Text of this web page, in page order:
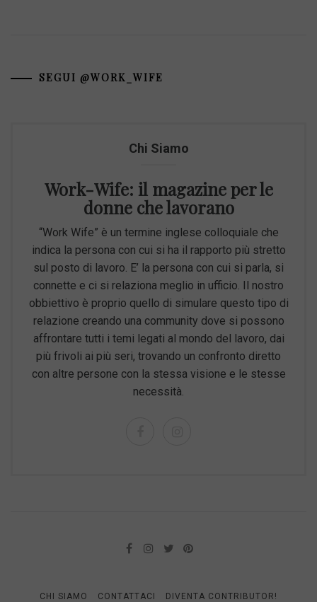
SEGUI @WORK_WIFE
Chi Siamo
Work-Wife: il magazine per le
donne che lavorano
“Work Wife” è un termine inglese colloquiale che
indica la persona con cui si ha il rapporto più stretto
sul posto di lavoro. E’ la persona con cui si parla, si
connette e ci si relaziona meglio in ufficio. Il nostro
obbiettivo è proprio quello di simulare questo tipo di
relazione creando una community dove si possono
affrontare tutti i temi legati al mondo del lavoro, dai
più frivoli ai più seri, trovando un confronto diretto
con altre persone con la stessa visione e le stesse
necessità.
CHI SIAMO CONTATTACI DIVENTA CONTRIBUTOR!